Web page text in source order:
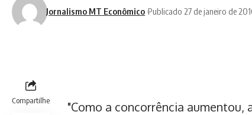
Jornalismo MT Econômico Publicado 27 de janeiro de
Compartilhe
"Como a concorrência